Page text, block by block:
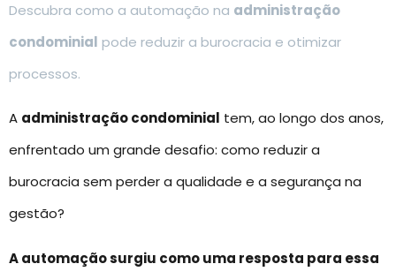
Descubra como a automação na administração
condominial pode reduzir a burocracia e otimizar
processos.
A administração condominial tem, ao longo dos anos,
enfrentado um grande desafio: como reduzir a
burocracia sem perder a qualidade e a segurança na
gestão?
A automação surgiu como uma resposta para essa